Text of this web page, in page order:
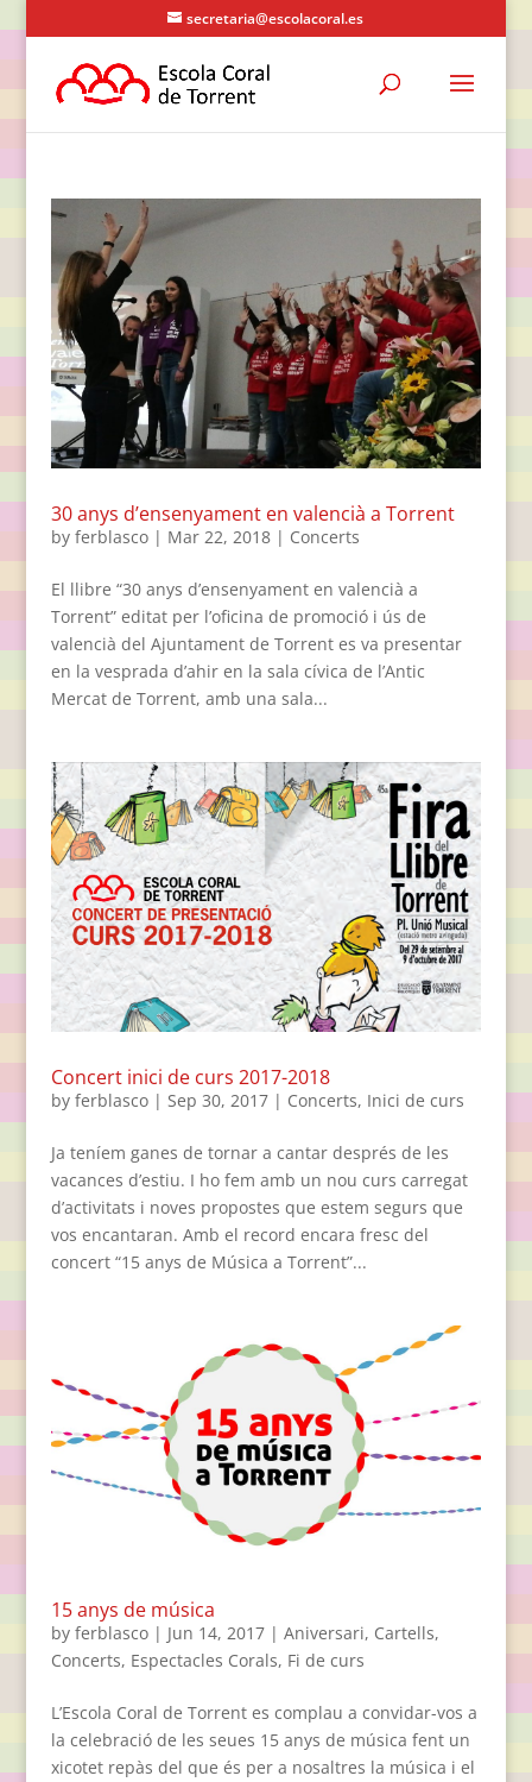
secretaria@escolacoral.es
30 anys d’ensenyament en valencià a Torrent
by ferblasco| Mar 22, 2018| Concerts
El llibre “30 anys d’ensenyament en valencià a
Torrent” editat per l’oficina de promoció i ús de
valencià del Ajuntament de Torrent es va presentar
en la vesprada d’ahir en la sala cívica de l’Antic
Mercat de Torrent, amb una sala...
Concert inici de curs 2017-2018
by ferblasco| Sep 30, 2017| Concerts, Inici de curs
Ja teníem ganes de tornar a cantar després de les
vacances d’estiu. I ho fem amb un nou curs carregat
d’activitats i noves propostes que estem segurs que
vos encantaran. Amb el record encara fresc del
concert “15 anys de Música a Torrent”...
15 anys de música
by ferblasco| Jun 14, 2017| Aniversari, Cartells,
Concerts, Espectacles Corals, Fi de curs
L’Escola Coral de Torrent es complau a convidar-vos a
la celebració de les seues 15 anys de música fent un
xicotet repàs del que és per a nosaltres la música i el